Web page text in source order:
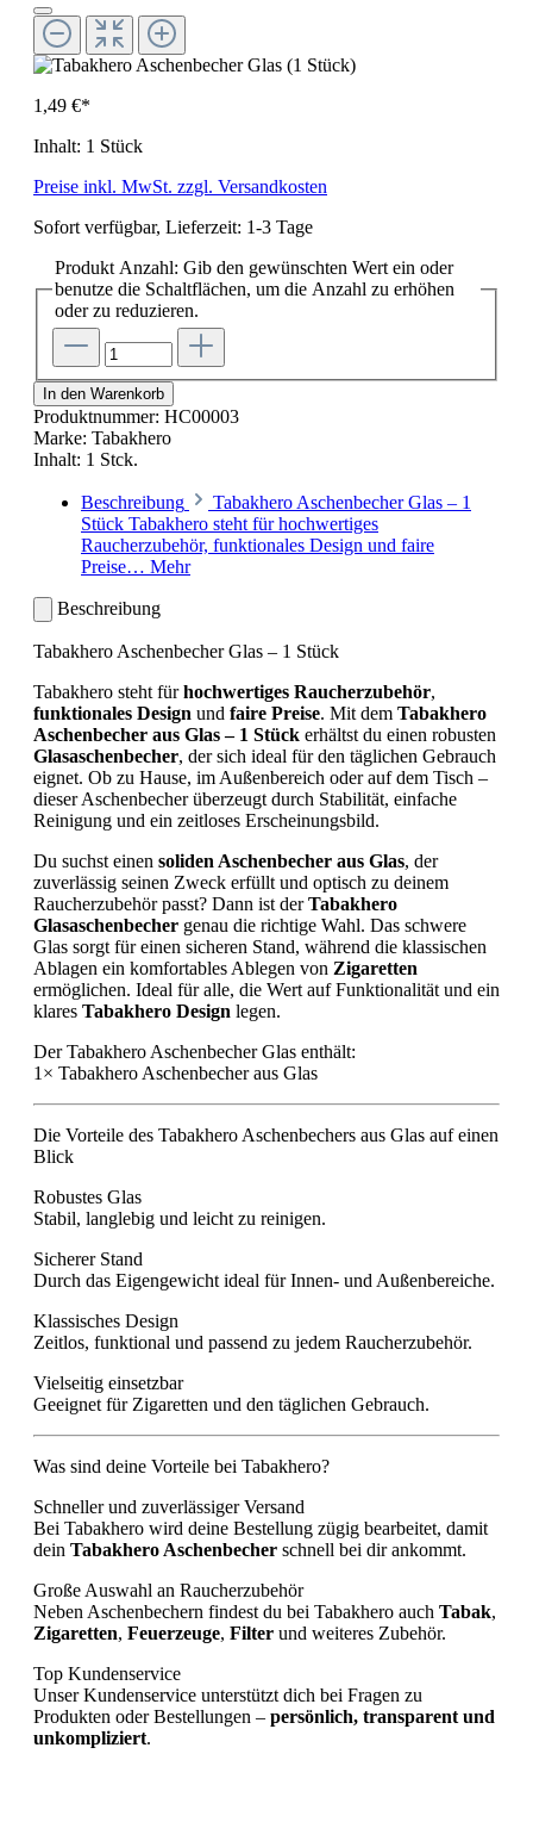
1,49 €*
Inhalt: 1 Stück
Preise inkl. MwSt. zzgl. Versandkosten
Sofort verfügbar, Lieferzeit: 1-3 Tage
Produkt Anzahl: Gib den gewünschten Wert ein oder
benutze die Schaltflächen, um die Anzahl zu erhöhen
oder zu reduzieren.
In den Warenkorb
Produktnummer: HC00003
Marke: Tabakhero
Inhalt: 1 Stck.
Beschreibung
Tabakhero Aschenbecher Glas – 1
Stück Tabakhero steht für hochwertiges
Raucherzubehör, funktionales Design und faire
Preise… Mehr
Beschreibung
Tabakhero Aschenbecher Glas – 1 Stück
Tabakhero steht fürhochwertiges Raucherzubehör,
funktionales Design und faire Preise. Mit dem Tabakhero
Aschenbecher aus Glas – 1 Stück erhältst du einen robusten
Glasaschenbecher, der sich ideal für den täglichen Gebrauch
eignet. Ob zu Hause, im Außenbereich oder auf dem Tisch –
dieser Aschenbecher überzeugt durch Stabilität, einfache
Reinigung und ein zeitloses Erscheinungsbild.
Du suchst einen soliden Aschenbecher aus Glas, der
zuverlässig seinen Zweck erfüllt und optisch zu deinem
Raucherzubehör passt? Dann ist derTabakhero
Glasaschenbecher genau die richtige Wahl. Das schwere
Glas sorgt für einen sicheren Stand, während die klassischen
Ablagen ein komfortables Ablegen von Zigaretten
ermöglichen. Ideal für alle, die Wert auf Funktionalität und ein
klares Tabakhero Design legen.
Der Tabakhero Aschenbecher Glas enthält:
1× Tabakhero Aschenbecher aus Glas
Die Vorteile des Tabakhero Aschenbechers aus Glas auf einen
Blick
Robustes Glas
Stabil, langlebig und leicht zu reinigen.
Sicherer Stand
Durch das Eigengewicht ideal für Innen- und Außenbereiche.
Klassisches Design
Zeitlos, funktional und passend zu jedem Raucherzubehör.
Vielseitig einsetzbar
Geeignet für Zigaretten und den täglichen Gebrauch.
Was sind deine Vorteile bei Tabakhero?
Schneller und zuverlässiger Versand
Bei Tabakhero wird deine Bestellung zügig bearbeitet, damit
dein Tabakhero Aschenbecher schnell bei dir ankommt.
Große Auswahl an Raucherzubehör
Neben Aschenbechern findest du bei Tabakhero auch Tabak,
Zigaretten, Feuerzeuge, Filter und weiteres Zubehör.
Top Kundenservice
Unser Kundenservice unterstützt dich bei Fragen zu
Produkten oder Bestellungen – persönlich, transparent und
unkompliziert.